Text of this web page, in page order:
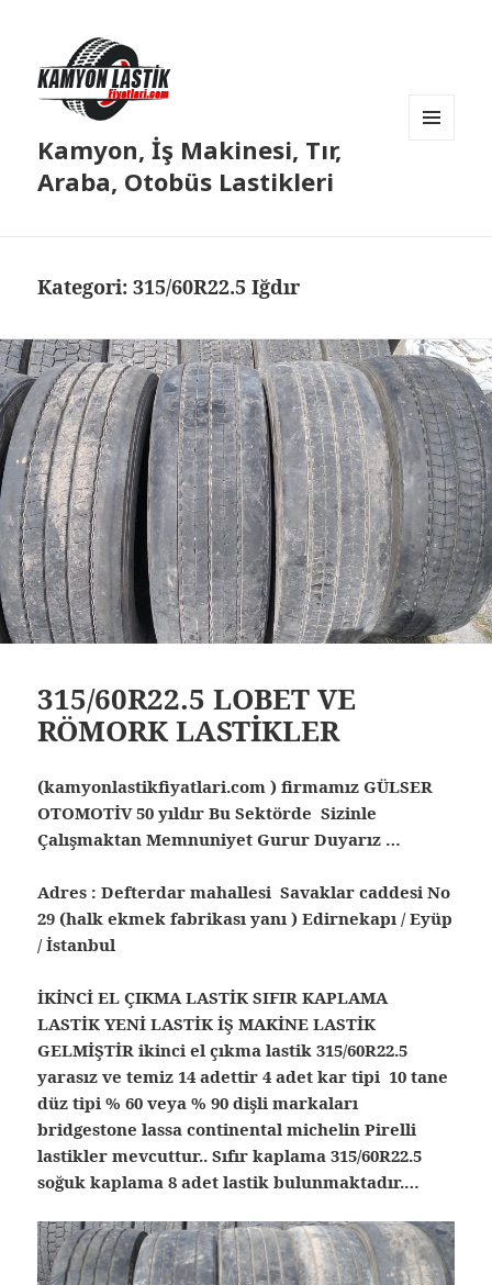
Kamyon, İş Makinesi, Tır,
Araba, Otobüs Lastikleri
Kategori:315/60R22.5 Iğdır
315/60R22.5 LOBET VE
RÖMORK LASTİKLER
(kamyonlastikfiyatlari.com ) firmamız GÜLSER
OTOMOTİV 50 yıldır Bu Sektörde Sizinle
Çalışmaktan Memnuniyet Gurur Duyarız …
Adres : Defterdar mahallesi Savaklar caddesi No
29 (halk ekmek fabrikası yanı ) Edirnekapı / Eyüp
/ İstanbul
İKİNCİ EL ÇIKMA LASTİK SIFIR KAPLAMA
LASTİK YENİ LASTİK İŞ MAKİNE LASTİK
GELMİŞTİR ikinci el çıkma lastik 315/60R22.5
yarasız ve temiz 14 adettir 4 adet kar tipi 10 tane
düz tipi % 60 veya % 90 dişli markaları
bridgestone lassa continental michelin Pirelli
lastikler mevcuttur.. Sıfır kaplama 315/60R22.5
soğuk kaplama 8 adet lastik bulunmaktadır.…